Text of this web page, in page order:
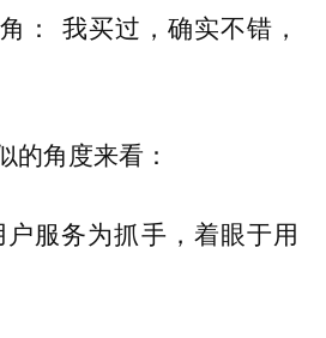
我买过，确实不错，
的角度来看：
服务为抓手，着眼于用